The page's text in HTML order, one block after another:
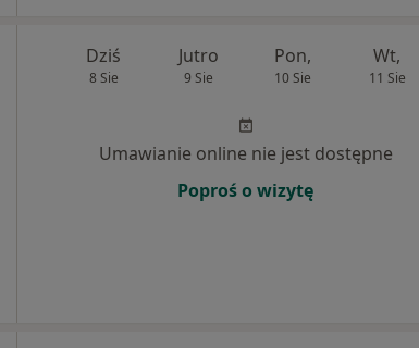
Dziś
8 Sie
Jutro
9 Sie
Pon,
10 Sie
Wt,
11 Sie
Umawianie online nie jest dostępne
Poproś o wizytę